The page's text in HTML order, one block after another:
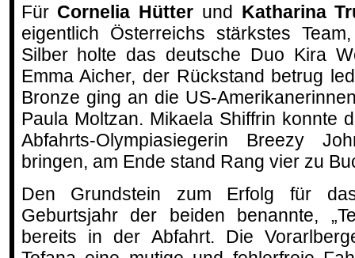
Für Cornelia Hütter und Katharina
eigentlich Österreichs stärkstes
Silber holte das deutsche Duo Kira
Emma Aicher, der Rückstand betrug
Bronze ging an die US-
Paula Moltzan. Mikaela Shiffrin konnte
Abfahrts-Olympiasiegerin Breezy
bringen, am Ende stand Rang vier zu
Den Grundstein zum Erfolg für
Geburtsjahr der beiden benannte,
bereits in der Abfahrt. Die